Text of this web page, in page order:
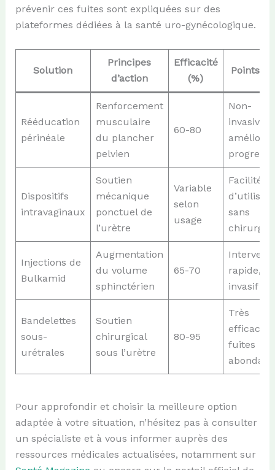
prévenir ces fuites sont expliquées sur des
plateformes dédiées à la santé uro-gynécologique.
Solution
Principes
d’action
Efficacité
(%)
Points
Rééducation
périnéale
Renforcement
musculaire
du plancher
pelvien
60-80
Non-
invasive,
Dispositifs
intravaginaux
Soutien
mécanique
ponctuel de
l’urètre
Variable
selon
usage
Facilité
sans
chirurgie
Injections de
Bulkamid
Augmentation
du volume
sphinctérien
65-70
rapide,
invasif
Bandelettes
sous-
urétrales
Soutien
chirurgical
sous l’urètre
80-95
Très
efficace
fuites
Pour approfondir et choisir la meilleure option
adaptée à votre situation, n’hésitez pas à consulter
un spécialiste et à vous informer auprès des
ressources médicales actualisées, notamment sur